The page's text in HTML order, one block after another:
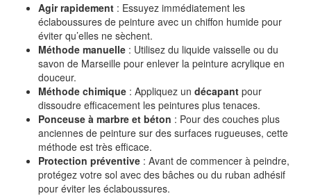
Agir rapidement : Essuyez immédiatement les
éclaboussures de peinture avec un chiffon humide pour
éviter qu’elles ne sèchent.
Méthode manuelle : Utilisez du liquide vaisselle ou du
savon de Marseille pour enlever la peinture acrylique en
douceur.
Méthode chimique : Appliquez un décapant pour
dissoudre efficacement les peintures plus tenaces.
Ponceuse à marbre et béton : Pour des couches plus
anciennes de peinture sur des surfaces rugueuses, cette
méthode est très efficace.
Protection préventive : Avant de commencer à peindre,
protégez votre sol avec des bâches ou du ruban adhésif
pour éviter les éclaboussures.